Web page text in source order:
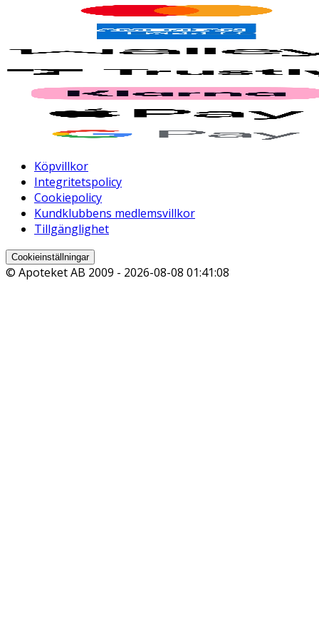
Köpvillkor
Integritetspolicy
Cookiepolicy
Kundklubbens medlemsvillkor
Tillgänglighet
Cookieinställningar
© Apoteket AB 2009 - 2026-08-08 01:41:08